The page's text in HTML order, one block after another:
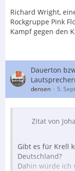
Richard Wright,
Rockgruppe Pink
Kampf gegen den
Dauerton
densen 5.
Zitat von
Gibt es für Krell
Deutschland?
Dahin würde ich